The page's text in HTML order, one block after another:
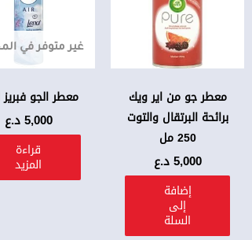
معطر جو من اير ويك
برائحة البرتقال والتوت
250 مل
5,000د.ع
إضافة
إلى
السلة
غير متوفر في
معطر الجو فبريز
5,000د.ع
قراءة
المزيد